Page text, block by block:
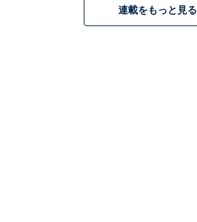
連載をもっと見る